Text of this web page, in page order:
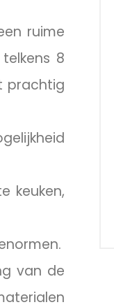
ruime
8
prachtig
keuken,
van de